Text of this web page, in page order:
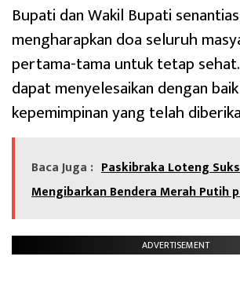
Bupati dan Wakil Bupati
mengharapkan doa seluruh
pertama-tama untuk tetap
dapat menyelesaikan dengan
kepemimpinan yang telah
Baca Juga : Paskibraka Loteng
Mengibarkan Bendera Merah Putih
ADVERTISEMENT